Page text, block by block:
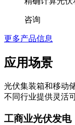
咨询
更多产品信息
应用场景
光伏集装箱和移动
不同行业提供灵活
工商业光伏发电